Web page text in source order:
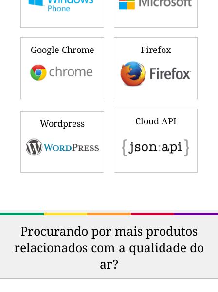
Google Chrome Firefox
Wordpress Cloud API
Procurando por mais produtos
relacionados com a qualidade do
ar?